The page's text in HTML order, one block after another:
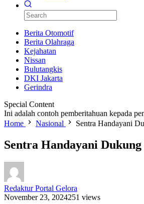
Berita Otomotif
Berita Olahraga
Kejahatan
Nissan
Bulutangkis
DKI Jakarta
Gerindra
Special Content
Ini adalah contoh pemberitahuan kepada
Home
Nasional Sentra Handayani
Sentra Handayani
Redaktur Portal Gelora
November 23, 2024251 views